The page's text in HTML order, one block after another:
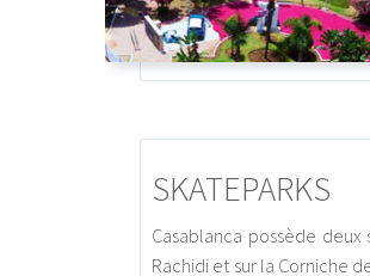
SKATEPARKS
Casablanca possède
Rachidi et sur la Corniche